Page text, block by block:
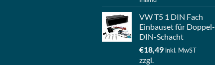
VW T5 1 DIN Fach
Einbauset für Doppel-
DIN-Schacht
€18,49 inkl. MwST
zzgl.